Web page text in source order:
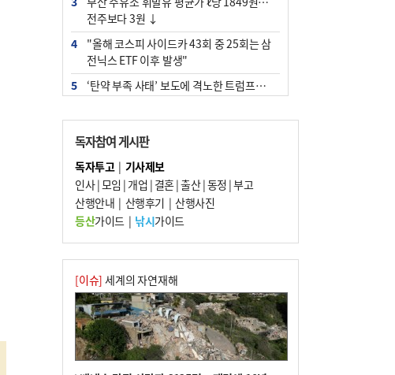
전주보다 3원 ↓
4
"올해 코스피 사이드카 43회 중 25회는 삼
전닉스 ETF 이후 발생"
5
‘탄약 부족 사태’ 보도에 격노한 트럼프…
과…“현재는 부적절 행위 없어”
7
부산 앞바다에 기름 425ℓ 유출한 러시아 화
물선 적발
8
입추 지났지만 푹푹 찐다…온열질환자 10
년 만에 3배
10 서울 중랑구서 흉기 난동…60대 남성 2명
사망
독자참여 게시판
독자투고| 기사제보
인사|모임 | 개업 | 결혼|출산|동정 |부고
산행안내 | 산행후기 | 산행사진
등산가이드| 낚시가이드
[이슈] 세계의 자연재해